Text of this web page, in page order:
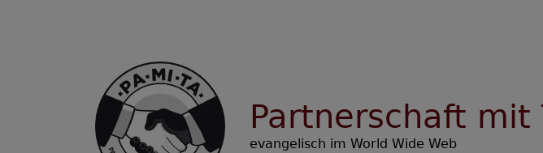
Partnerschaft mit
evangelisch im World Wide Web